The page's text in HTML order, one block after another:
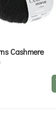
Cashmere